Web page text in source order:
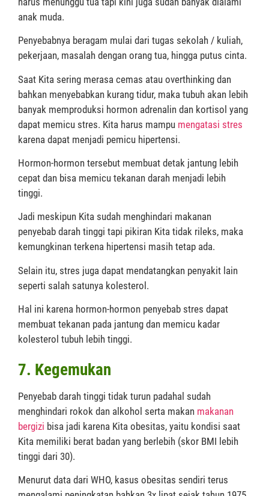
anak muda.
Penyebabnya beragam mulai dari tugas sekolah / kuliah,
pekerjaan, masalah dengan orang tua, hingga putus cinta.
Saat Kita sering merasa cemas atau overthinking dan
bahkan menyebabkan kurang tidur, maka tubuh akan lebih
banyak memproduksi hormon adrenalin dan kortisol yang
dapat memicu stres. Kita harus mampu mengatasi stres
karena dapat menjadi pemicu hipertensi.
Hormon-hormon tersebut membuat detak jantung lebih
cepat dan bisa memicu tekanan darah menjadi lebih
tinggi.
Jadi meskipun Kita sudah menghindari makanan
penyebab darah tinggi tapi pikiran Kita tidak rileks, maka
kemungkinan terkena hipertensi masih tetap ada.
Selain itu, stres juga dapat mendatangkan penyakit lain
seperti salah satunya kolesterol.
Hal ini karena hormon-hormon penyebab stres dapat
membuat tekanan pada jantung dan memicu kadar
kolesterol tubuh lebih tinggi.
7. Kegemukan
Penyebab darah tinggi tidak turun padahal sudah
menghindari rokok dan alkohol serta makan makanan
bergizi bisa jadi karena Kita obesitas, yaitu kondisi saat
Kita memiliki berat badan yang berlebih (skor BMI lebih
tinggi dari 30).
Menurut data dari WHO, kasus obesitas sendiri terus